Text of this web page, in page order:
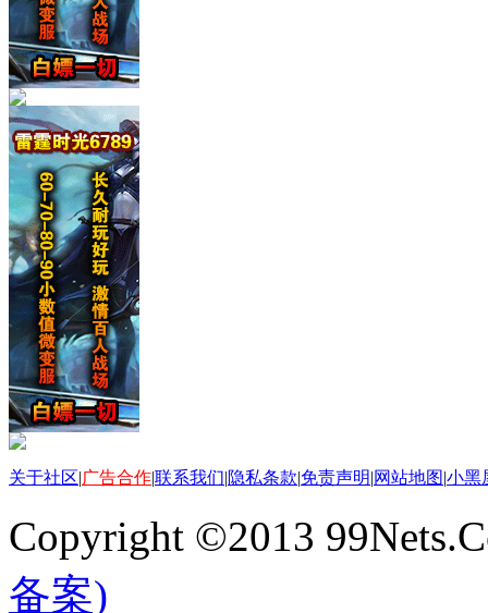
关于社区|广告合作|联系我们|隐私条款|免责声明|网站地图|小黑
Copyright ©2013
备案)